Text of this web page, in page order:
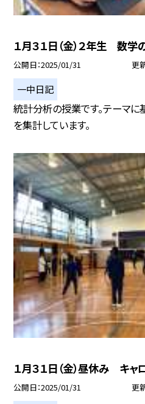
１月３１日（金）２年生 数学
公開日 2025/01/31 更
一中日記
統計分析の授業です。テーマに
を集計しています。
１月３１日（金）昼休み キャ
公開日 2025/01/31 更